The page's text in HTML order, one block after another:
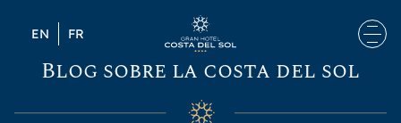
EN FR
Blog sobre la costa del sol